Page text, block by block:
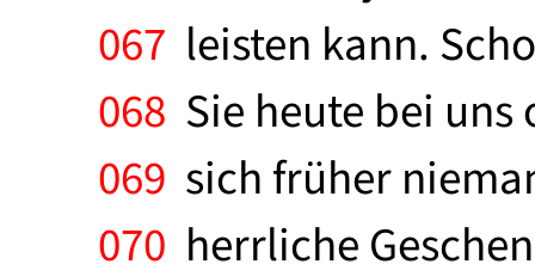
067 leisten kann.
068 Sie heute bei
069 sich früher
070 herrliche